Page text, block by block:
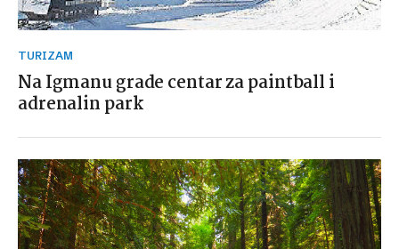
TURIZAM
Na Igmanu grade centar za paintball i
adrenalin park